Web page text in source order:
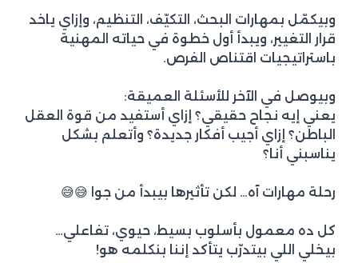
وبيكمّل بمهارات البحث، التكيّف، التنظيم، وإزاي ياخد
قرار التغيير، ويبدأ أول خطوة في حياته المهنية
باستراتيجيات اقتناص الفرص.
وبيوصل في الآخر للأسئلة العميقة:
يعني إيه نجاح حقيقي؟ إزاي أستفيد من قوة العقل
الباطن؟ إزاي أجيب أفكار جديدة؟ وأتعلم بشكل
يناسبني أنا؟
رحلة مهارات آه… لكن تأثيرها بيبدأ من جوا 😅😅
كل ده معمول بأسلوب بسيط، حيوي، تفاعلي…
بيخلي اللي بيتدرّب يتأكد إننا بنكلمه هو!